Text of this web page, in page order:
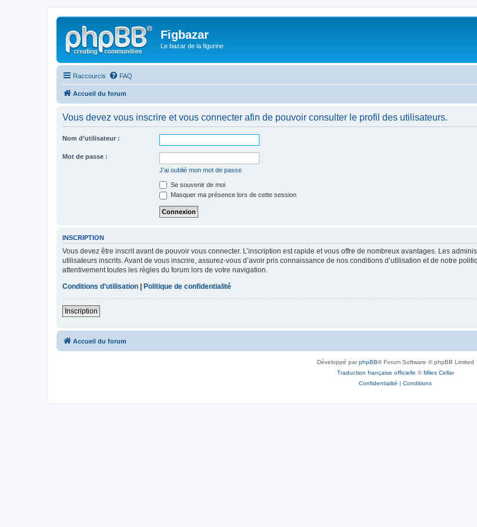
Figbazar
Le bazar de la figurine
Raccourcis FAQ
Accueil du forum
Vous devez vous inscrire et vous connecter afin de pouvoir consulter le profil des utilisateurs.
Nom d’utilisateur :
Mot de passe :
J’ai oublié mon mot de passe
Se souvenir de moi
Masquer ma présence lors de cette session
INSCRIPTION
Vous devez être inscrit avant de pouvoir vous connecter. L’inscription est rapide et vous offre de nombreux avantages. Les
utilisateurs inscrits. Avant de vous inscrire, assurez-vous d’avoir pris connaissance de nos conditions d’utilisation et de notre
attentivement toutes les règles du forum lors de votre navigation.
Conditions d’utilisation
Politique de confidentialité
Inscription
Accueil du forum
Développé parphpBB® Forum Software © phpBB Limited
Traduction française officielle ©Miles Cellar
Confidentialité | Conditions